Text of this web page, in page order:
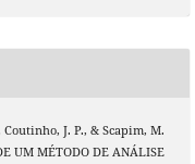
J. P., & Scapim, M.
UM MÉTODO DE ANÁLISE